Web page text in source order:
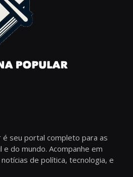
é seu portal completo para as
do mundo. Acompanhe em
de política, tecnologia, e